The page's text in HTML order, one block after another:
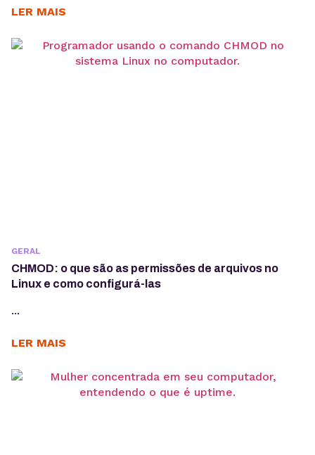
descubra como dimensionar a infraestrutura
plataforma de automação usada por empresas que
precisam integrar APIs, bancos de dados, aplicações
LER MAIS
GERAL
CHMOD: o que são as permissões de arquivos no
Linux e como configurá-las
...
LER MAIS